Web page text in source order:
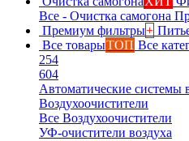
Все - Очистка самогона
Премиум фильтры+
Все товарыТОП Все
254
604
Автоматические системы
Воздухоочистители
Все Воздухоочистители
УФ-очистители воздуха